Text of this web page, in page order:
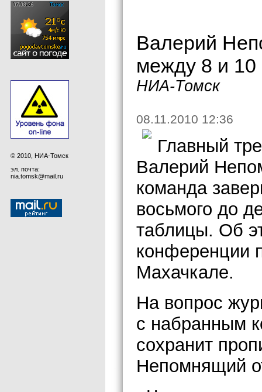
© 2010, НИА-Томск
эл. почта:
nia.tomsk@mail.ru
Валерий
между 8 и
НИА-Томск
08.11.2010 12:36
Главный
Валерий
команда
восьмого до
таблицы. Об
конференции
Махачкале.
На вопрос
с набранным
сохранит
Непомнящий